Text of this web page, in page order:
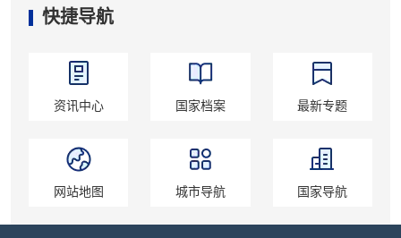
快捷导航
资讯中心 国家档案 最新专题
网站地图 城市导航 国家导航